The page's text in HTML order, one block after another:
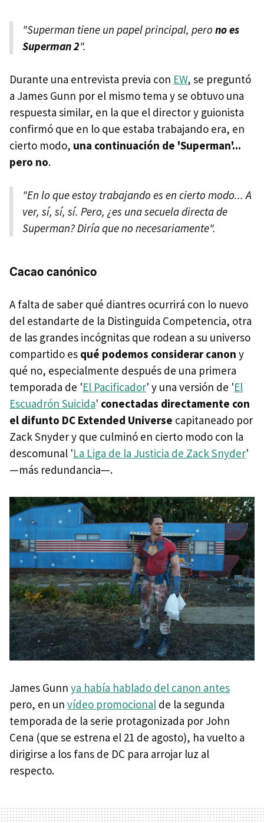
"Superman tiene un papel principal, pero no es
Superman 2".
Durante una entrevista previa con EW, se preguntó
a James Gunn por el mismo tema y se obtuvo una
respuesta similar, en la que el director y guionista
confirmó que en lo que estaba trabajando era, en
cierto modo, una continuación de 'Superman'...
pero no.
"En lo que estoy trabajando es en cierto modo... A
ver, sí, sí, sí. Pero, ¿es una secuela directa de
Superman? Diría que no necesariamente".
Cacao canónico
A falta de saber qué diantres ocurrirá con lo nuevo
del estandarte de la Distinguida Competencia, otra
de las grandes incógnitas que rodean a su universo
compartido es qué podemos considerar canon y
qué no, especialmente después de una primera
temporada de 'El Pacificador' y una versión de 'El
Escuadrón Suicida' conectadas directamente con
el difunto DC Extended Universe capitaneado por
Zack Snyder y que culminó en cierto modo con la
descomunal 'La Liga de la Justicia de Zack Snyder'
—más redundancia—.
James Gunn ya había hablado del canon antes
pero, en un vídeo promocional de la segunda
temporada de la serie protagonizada por John
Cena (que se estrena el 21 de agosto), ha vuelto a
dirigirse a los fans de DC para arrojar luz al
respecto.